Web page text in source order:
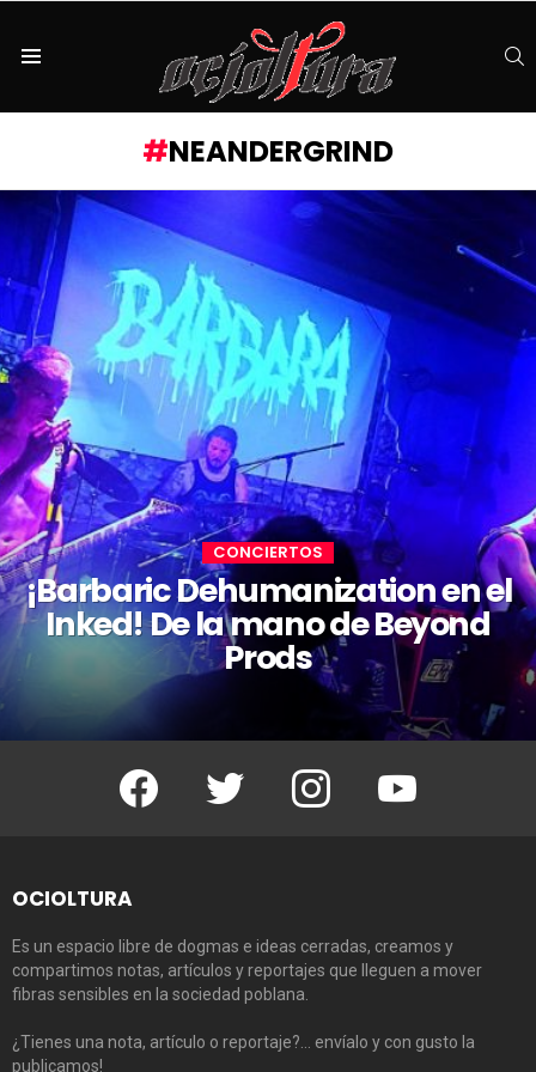
NEANDERGRIND
CONCIERTOS
¡Barbaric Dehumanization en el
Inked! De la mano de Beyond
Prods
Facebook Twitter Instagram Youtube
OCIOLTURA
Es un espacio libre de dogmas e ideas cerradas, creamos y
compartimos notas, artículos y reportajes que lleguen a mover
fibras sensibles en la sociedad poblana.
¿Tienes una nota, artículo o reportaje?… envíalo y con gusto la
publicamos!